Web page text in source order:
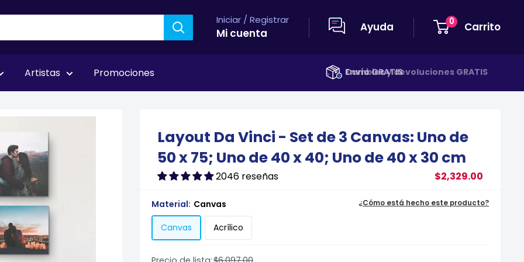
Iniciar / Registrar
Mi cuenta Ayuda 0 Carrito
Artistas Promociones Envío GRATIS
Layout Da Vinci - Set de 3 Canvas: Uno de
50 x 75; Uno de 40 x 40; Uno de 40 x 30 cm
2046 reseñas $2,329.00
Material: Canvas ¿Cómo está hecho este producto?
Canvas Acrílico